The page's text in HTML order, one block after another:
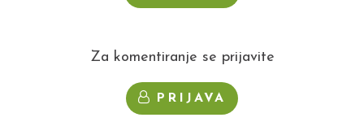
Za komentiranje se prijavite
PRIJAVA